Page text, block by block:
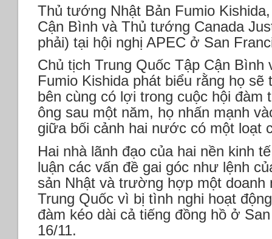
Thủ tướng Nhật Bản Fumio
Cận Bình và Thủ tướng Canada
phải) tại hội nghị APEC ở San
Chủ tịch Trung Quốc Tập Cận
Fumio Kishida phát biểu rằng họ sẽ
bên cùng có lợi trong cuộc hội đàm
ông sau một năm, họ nhấn mạnh
giữa bối cảnh hai nước có một loạt
Hai nhà lãnh đạo của hai nền kinh
luận các vấn đề gai góc như lệnh
sản Nhật và trường hợp một doanh
Trung Quốc vì bị tình nghi hoạt
đàm kéo dài cả tiếng đồng hồ ở
16/11.